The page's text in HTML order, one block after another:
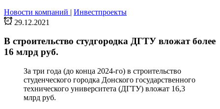
Новости компаний | Инвестпроекты
29.12.2021
В строительство студгородка ДГТУ вложат более
16 млрд руб.
За три года (до конца 2024-го) в строительство
студенческого городка Донского государственного
технического университета (ДГТУ) вложат 16,3
млрд руб.